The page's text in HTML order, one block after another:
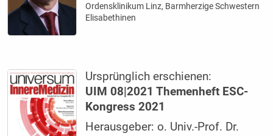
Ordensklinikum Linz, Barmherzige Schwestern
Elisabethinen
Ursprünglich erschienen:
UIM 08|2021 Themenheft ESC-
Kongress 2021
Herausgeber: o. Univ.-Prof. Dr.